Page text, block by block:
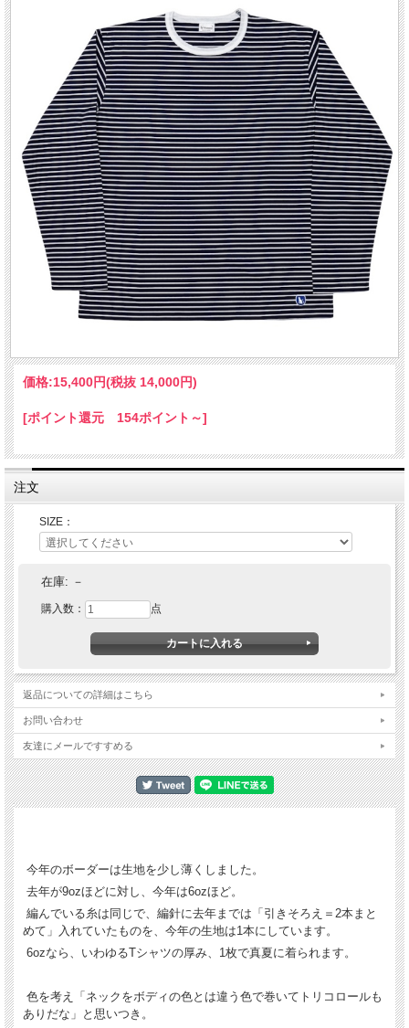
価格:15,400円(税抜 14,000円)
[ポイント還元 154ポイント～]
注文
SIZE：
在庫: －
購入数： 点
返品についての詳細はこちら
お問い合わせ
友達にメールですすめる
今年のボーダーは生地を少し薄くしました。
去年が9ozほどに対し、今年は6ozほど。
編んでいる糸は同じで、編針に去年までは「引きそろえ＝2本まと
めて」入れていたものを、今年の生地は1本にしています。
6ozなら、いわゆるTシャツの厚み、1枚で真夏に着られます。
色を考え「ネックをボディの色とは違う色で巻いてトリコロールも
ありだな」と思いつき。